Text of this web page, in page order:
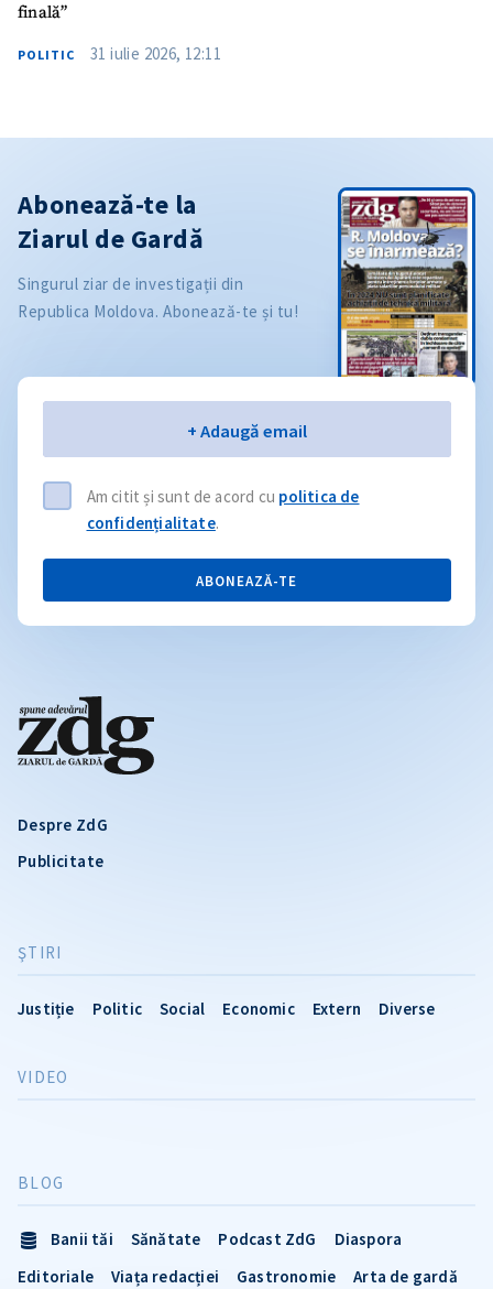
finală”
POLITIC 31 iulie 2026, 12:11
Despre ZdG
Publicitate
ŞTIRI
Justiție Politic Social Economic Extern Diverse
VIDEO
BLOG
Banii tăi Sănătate Podcast ZdG
Diaspora
Editoriale
Viața redacției Gastronomie
Arta de gardă
Abonează-te la
Ziarul de Gardă
Singurul ziar de investigații din
Republica Moldova. Abonează-te și tu!
+ Adaugă email
Am citit și sunt de acord cu politica de
confidențialitate.
ABONEAZĂ-TE